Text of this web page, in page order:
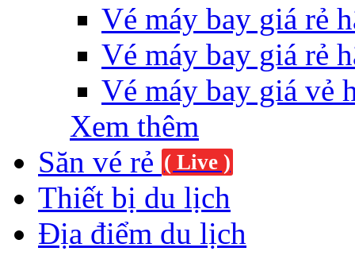
Vé máy bay giá rẻ
Vé máy bay giá rẻ
Vé máy bay giá vẻ
Xem thêm
Săn vé rẻ ( Live )
Thiết bị du lịch
Địa điểm du lịch